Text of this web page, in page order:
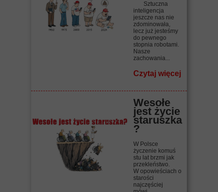
Sztuczna
inteligencja
jeszcze nas nie
zdominowała,
lecz już jesteśmy
do pewnego
stopnia robotami.
Nasze
zachowania...
Czytaj więcej
Wesołe
jest życie
staruszka
?
W Polsce
życzenie komuś
stu lat brzmi jak
przekleństwo.
W opowieściach o
starości
najczęściej